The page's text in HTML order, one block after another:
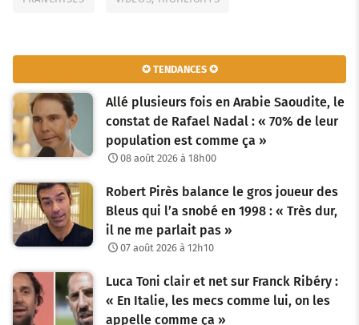
✪ TENDANCES ✪
Allé plusieurs fois en Arabie Saoudite, le
constat de Rafael Nadal : « 70% de leur
population est comme ça »
08 août 2026 à 18h00
Robert Pirès balance le gros joueur des
Bleus qui l’a snobé en 1998 : « Très dur,
il ne me parlait pas »
07 août 2026 à 12h10
Luca Toni clair et net sur Franck Ribéry :
« En Italie, les mecs comme lui, on les
appelle comme ça »